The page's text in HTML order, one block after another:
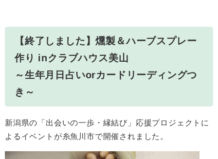
【終了しました】燻製＆ハーブスプレー
作り inクラブハウス美山
～生年月日占いorカードリーディングつ
き～
新潟県の「出会いの一歩・縁結び」応援プロジェクトに
よるイベントが糸魚川市で開催されました。